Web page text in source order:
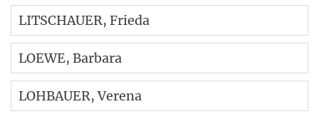
LITSCHAUER, Frieda
LOEWE, Barbara
LOHBAUER, Verena